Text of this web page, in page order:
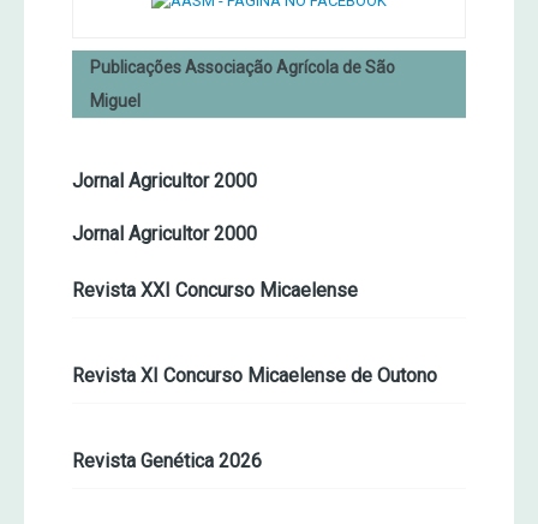
Publicações Associação Agrícola de São
Miguel
Jornal Agricultor 2000
Jornal Agricultor 2000
Revista XXI Concurso Micaelense
Revista XI Concurso Micaelense de Outono
Revista Genética 2026